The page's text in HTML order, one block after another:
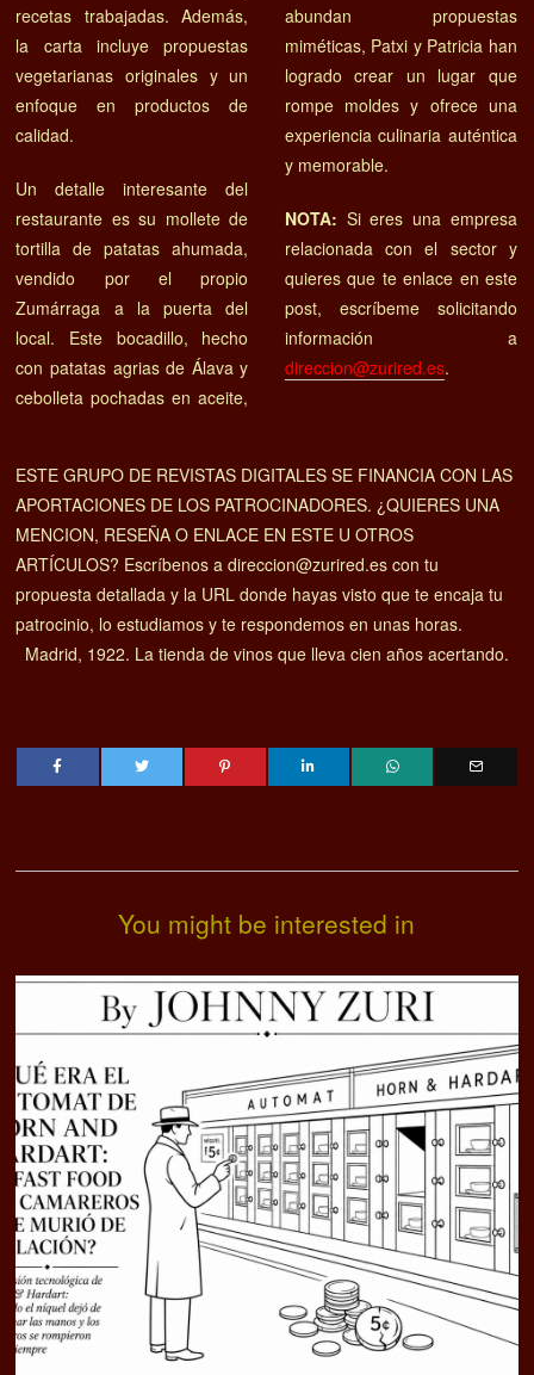
recetas trabajadas. Además,
la carta incluye propuestas
vegetarianas originales y un
enfoque en productos de
calidad​​.
Un detalle interesante del
restaurante es su mollete de
tortilla de patatas ahumada,
vendido por el propio
Zumárraga a la puerta del
local. Este bocadillo, hecho
con patatas agrias de Álava y
cebolleta pochadas en aceite,
abundan propuestas
miméticas, Patxi y Patricia han
logrado crear un lugar que
rompe moldes y ofrece una
experiencia culinaria auténtica
y memorable​​.
NOTA: Si eres una empresa
relacionada con el sector y
quieres que te enlace en este
post, escríbeme solicitando
información a
direccion@zurired.es.
ESTE GRUPO DE REVISTAS DIGITALES SE FINANCIA CON LAS
APORTACIONES DE LOS PATROCINADORES. ¿QUIERES UNA
MENCION, RESEÑA O ENLACE EN ESTE U OTROS
ARTÍCULOS? Escríbenos a direccion@zurired.es con tu
propuesta detallada y la URL donde hayas visto que te encaja tu
patrocinio, lo estudiamos y te respondemos en unas horas.
Madrid, 1922. La tienda de vinos que lleva cien años acertando.
You might be interested in